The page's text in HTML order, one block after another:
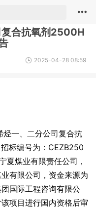
复合抗氧剂2500H
2025-04-28 08:59
一、二分公司复合抗
标编号为：CEZB250
夏煤业有限责任公司，
有限公司，资金来源为
国际工程咨询有限公
项目进行国内资格后审